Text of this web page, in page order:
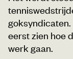
eerst zien hoe
werk gaan.